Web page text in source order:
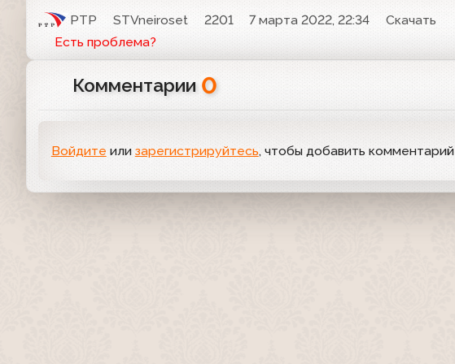
РТР STVneiroset 2201 7 марта 2022, 22:34
Скачать
Есть проблема?
Комментарии 0
Войдите или зарегистрируйтесь, чтобы добавить комментарий